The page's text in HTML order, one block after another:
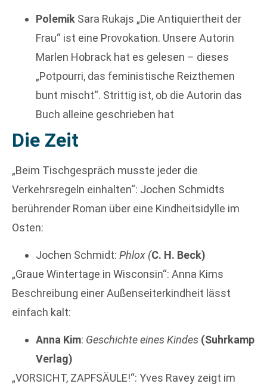
Polemik Sara Rukajs „Die Antiquiertheit der
Frau“ ist eine Provokation. Unsere Autorin
Marlen Hobrack hat es gelesen – dieses
„Potpourri, das feministische Reizthemen
bunt mischt“. Strittig ist, ob die Autorin das
Buch alleine geschrieben hat
Die Zeit
„Beim Tischgespräch musste jeder die
Verkehrsregeln einhalten“: Jochen Schmidts
berührender Roman über eine Kindheitsidylle im
Osten:
Jochen Schmidt: Phlox (C. H. Beck)
„Graue Wintertage in Wisconsin“: Anna Kims
Beschreibung einer Außenseiterkindheit lässt
einfach kalt:
Anna Kim: Geschichte eines Kindes (Suhrkamp
Verlag)
„VORSICHT, ZAPFSÄULE!“: Yves Ravey zeigt im